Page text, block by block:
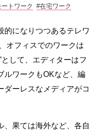
トワーク #在宅ワーク
的になりつつあるテレワ
オフィスでのワークは
して、エディターはフ
ルワークもOKなど、編
ダーレスなメディアがコ
、果ては海外など、各自